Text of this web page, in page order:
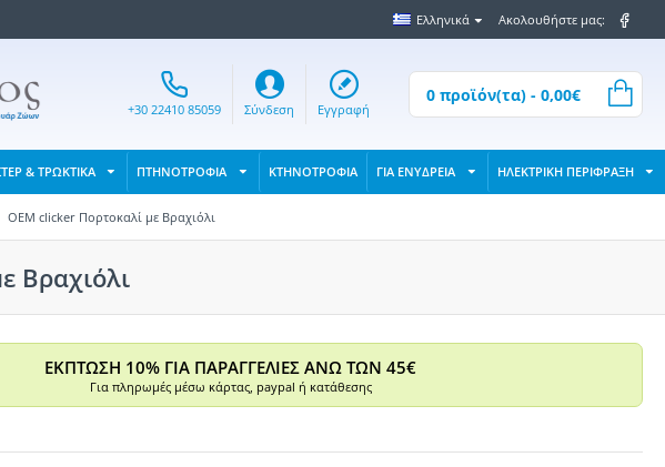
Ελληνικά Ακολουθήστε μας:
+30 22410 85059 Σύνδεση Εγγραφή
0 προϊόν(τα) - 0,00€
& ΤΡΩΚΤΙΚΑ ΠΤΗΝΟΤΡΟΦΙΑ ΚΤΗΝΟΤΡΟΦΙΑ ΓΙΑ ΕΝΥΔΡΕΙΑ ΗΛΕΚΤΡΙΚΗ ΠΕΡΙΦΡΑΞΗ
OEM clicker Πορτοκαλί με Βραχιόλι
Βραχιόλι
ΕΚΠΤΩΣΗ 10% ΓΙΑ ΠΑΡΑΓΓΕΛΙΕΣ ΑΝΩ ΤΩΝ 45€
Για πληρωμές μέσω κάρτας, paypal ή κατάθεσης